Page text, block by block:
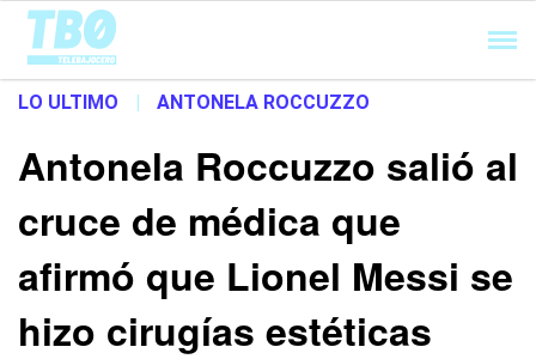
Cargando...
LO ULTIMO | ANTONELA ROCCUZZO
Antonela Roccuzzo salió al
cruce de médica que
afirmó que Lionel Messi se
hizo cirugías estéticas